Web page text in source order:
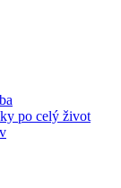
po celý život